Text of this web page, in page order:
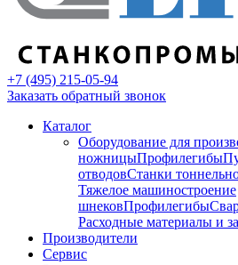
+7 (495) 215-05-94
Заказать обратный звонок
Каталог
Оборудование для
ножницыПрофилегибы
отводовСтанки
Тяжелое машиностроение
шнековПрофилегибы
Расходные материалы и
Производители
Сервис